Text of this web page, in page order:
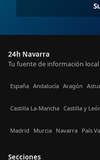
24h Navarra
Tu fuente de información
España Andalucía Aragón
Castilla La-Mancha Castilla y
Madrid Murcia Navarra País
Secciones